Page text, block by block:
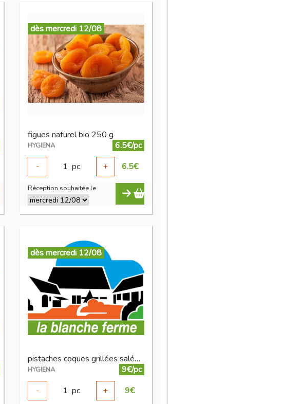
dès mercredi 12/08
figues naturel bio 250 g
HYGIENA
6.5€/pc
-
1 pc + 6.5€
Réception souhaitée le
dès mercredi 12/08
pistaches coques grillées salées 250 g
HYGIENA
9€/pc
-
1 pc + 9€